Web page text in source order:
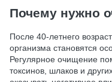
Почему нужно
После 40-летнего
организма становятся
Регулярное очищение
токсинов, шлаков и